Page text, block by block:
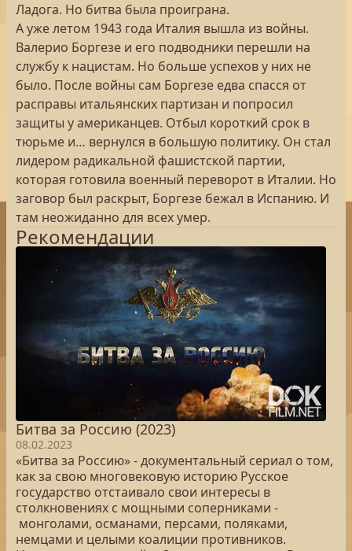
Ладога. Но битва была проиграна.
А уже летом 1943 года Италия вышла из войны.
Валерио Боргезе и его подводники перешли на
службу к нацистам. Но больше успехов у них не
было. После войны сам Боргезе едва спасся от
расправы итальянских партизан и попросил
защиты у американцев. Отбыл короткий срок в
тюрьме и… вернулся в большую политику. Он стал
лидером радикальной фашистской партии,
которая готовила военный переворот в Италии. Но
заговор был раскрыт, Боргезе бежал в Испанию. И
там неожиданно для всех умер.
Рекомендации
Битва за Россию (2023)
08.02.2023
«Битва за Россию» - документальный сериал о том,
как за свою многовековую историю Русское
государство отстаивало свои интересы в
столкновениях с мощными соперниками -
монголами, османами, персами, поляками,
немцами и целыми коалиции противников.